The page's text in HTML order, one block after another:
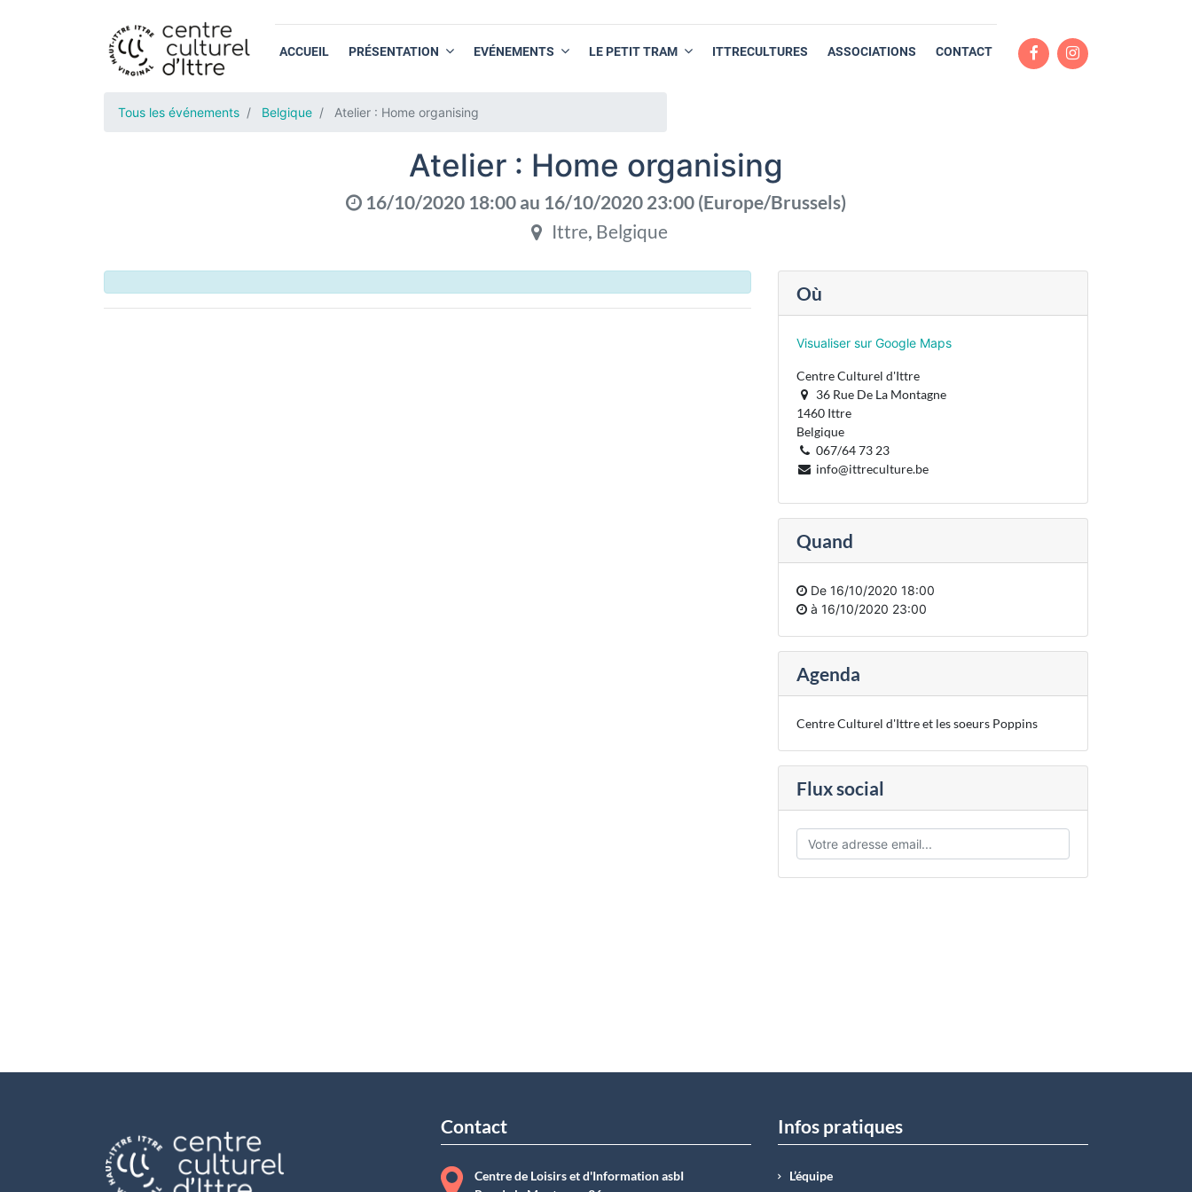
ACCUEIL PRÉSENTATION EVÉNEMENTS LE PETIT TRAM ITTRECULTURES ASSOCIATIONS CONTACT
Tous les événements Belgique Atelier : Home organising
Atelier : Home organising
16/10/2020 18:00 au 16/10/2020 23:00 (Europe/Brussels)
Ittre, Belgique
Où
Visualiser sur Google Maps
Centre Culturel d'Ittre
36 Rue De La Montagne
1460 Ittre
Belgique
067/64 73 23
info@ittreculture.be
Quand
De 16/10/2020 18:00
à 16/10/2020 23:00
Agenda
Centre Culturel d'Ittre et les soeurs Poppins
Flux social
Contact
Centre de Loisirs et d'Information asbI
Infos pratiques
L’équipe